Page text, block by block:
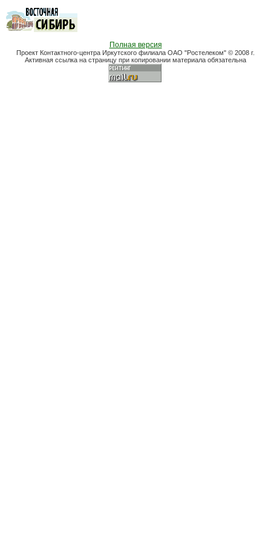
Полная версия
Проект Контактного-центра Иркутского филиала ОАО "Ростелеком" © 2008 г.
Активная ссылка на страницу при копировании материала обязательна